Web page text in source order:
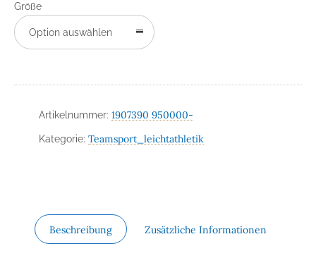
bis
22,00 €
Größe
Option auswählen
Artikelnummer: 1907390 950000-
Kategorie: Teamsport_leichtathletik
Beschreibung Zusätzliche Informationen